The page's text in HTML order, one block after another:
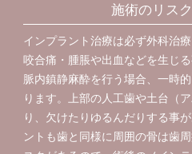
施術のリス
インプラント治療は必ず外科治
咬合痛・腫脹や出血などを生じ
脈内鎮静麻酔を行う場合、一時
ります。上部の人工歯や土台（
り、欠けたりゆるんだりする事
ントも歯と同様に周囲の骨は歯